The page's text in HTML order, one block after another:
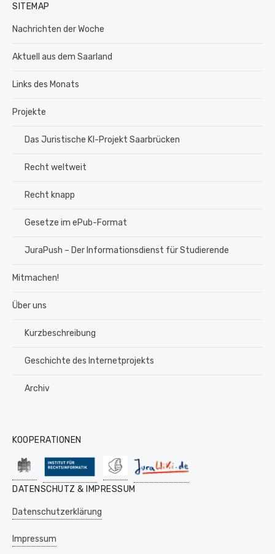
SITEMAP
Nachrichten der Woche
Aktuell aus dem Saarland
Links des Monats
Projekte
Das Juristische KI-Projekt Saarbrücken
Recht weltweit
Recht knapp
Gesetze im ePub-Format
JuraPush – Der Informationsdienst für Studierende
Mitmachen!
Über uns
Kurzbeschreibung
Geschichte des Internetprojekts
Archiv
KOOPERATIONEN
DATENSCHUTZ & IMPRESSUM
Datenschutzerklärung
Impressum